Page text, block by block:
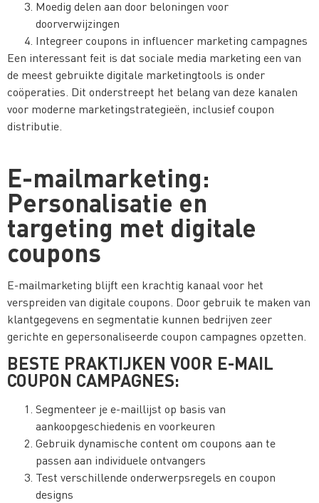
Moedig delen aan door beloningen voor
doorverwijzingen
Integreer coupons in influencer marketing campagnes
Een interessant feit is dat sociale media marketing een van
de meest gebruikte digitale marketingtools is onder
coöperaties. Dit onderstreept het belang van deze kanalen
voor moderne marketingstrategieën, inclusief coupon
distributie.
E-mailmarketing:
Personalisatie en
targeting met digitale
coupons
E-mailmarketing blijft een krachtig kanaal voor het
verspreiden van digitale coupons. Door gebruik te maken van
klantgegevens en segmentatie kunnen bedrijven zeer
gerichte en gepersonaliseerde coupon campagnes opzetten.
BESTE PRAKTIJKEN VOOR E-MAIL
COUPON CAMPAGNES:
Segmenteer je e-maillijst op basis van
aankoopgeschiedenis en voorkeuren
Gebruik dynamische content om coupons aan te
passen aan individuele ontvangers
Test verschillende onderwerpsregels en coupon
designs